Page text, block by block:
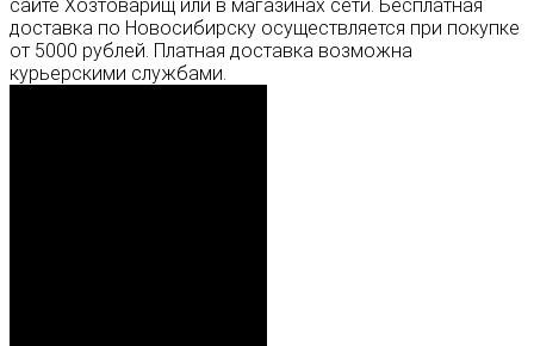
сайте Хозтоварищ или в магазинах сети. Бесплатная
доставка по Новосибирску осуществляется при покупке
от 5000 рублей. Платная доставка возможна
курьерскими службами.